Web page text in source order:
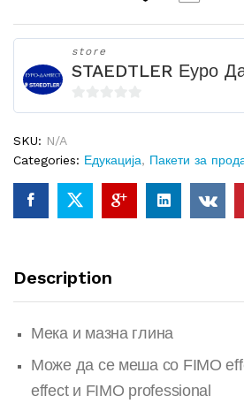
моделирање
quantity
store
STAEDTLER Еуро
0
f
SKU: N/A
Categories: Едукација, Пакети за
Description
Мека и мазна глина
Може да се меша со FIMO
effect и FIMO professional